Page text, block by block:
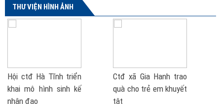
THƯ VIỆN HÌNH ẢNH
Hội ctđ Hà Tĩnh triển
khai mô hình sinh kế
nhân đạo
Ctđ xã Gia Hanh trao
quà cho trẻ em khuyết
tật